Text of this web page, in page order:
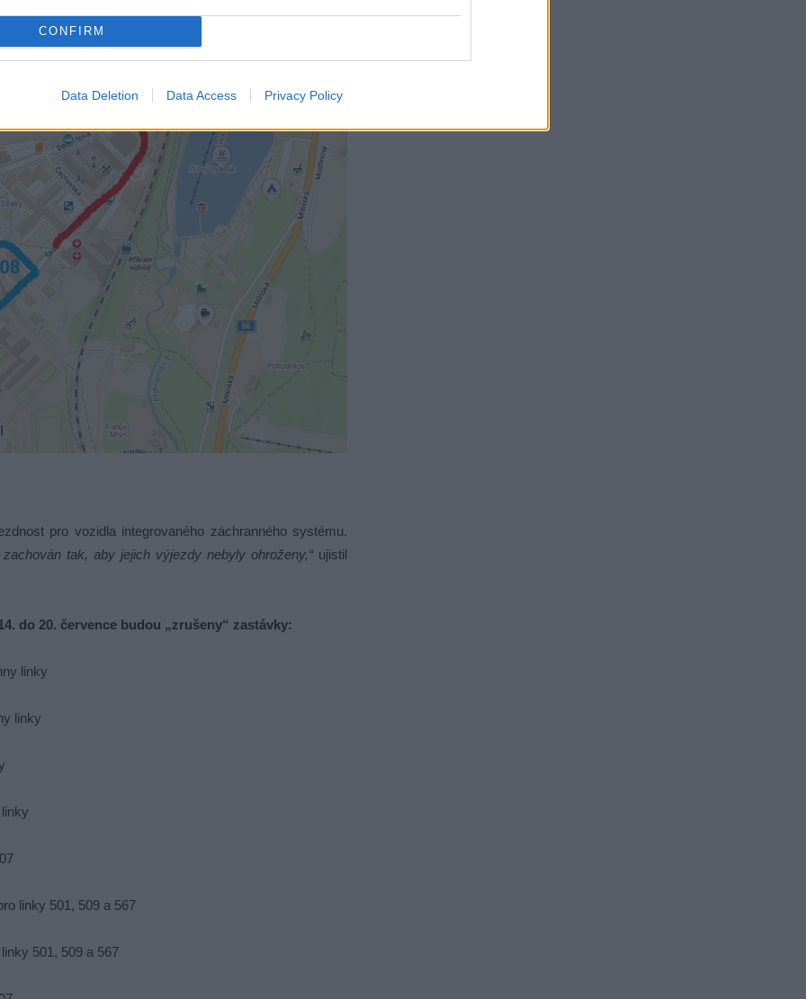
CONFIRM
Data Deletion Data Access Privacy Policy
pro vozidla integrovaného záchranného systému.
tak, aby jejich výjezdy nebyly ohroženy,“ ujistil
do 20. července budou „zrušeny“ zastávky:
linky
linky
linky 501, 509 a 567
501, 509 a 567